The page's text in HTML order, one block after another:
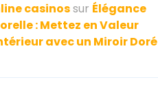
casinossur Élégance
: Mettez en Valeur
avec un Miroir Doré